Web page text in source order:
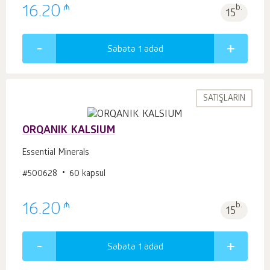
16.20 ₼ 15b.
Səbətə 1 ədəd
SATIŞLARIN
ORQANIK KALSIUM
Essential Minerals
#500628 60 kapsul
16.20 ₼ 15b.
Səbətə 1 ədəd